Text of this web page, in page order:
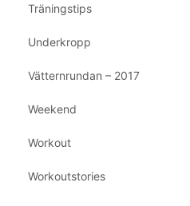
Träningstips
Underkropp
Vätternrundan – 2017
Weekend
Workout
Workoutstories